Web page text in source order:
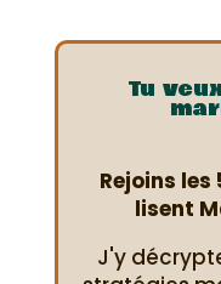
Tu
Rejoins
lisent
J'y